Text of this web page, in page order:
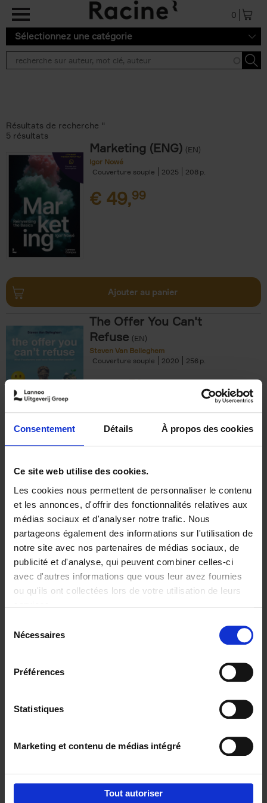
Consentement Détails À propos des cookies
Ce site web utilise des cookies.
Les cookies nous permettent de personnaliser le contenu
et les annonces, d'offrir des fonctionnalités relatives aux
médias sociaux et d'analyser notre trafic. Nous
partageons également des informations sur l'utilisation de
notre site avec nos partenaires de médias sociaux, de
publicité et d'analyse, qui peuvent combiner celles-ci
avec d'autres informations que vous leur avez fournies
ou qu'ils ont collectées lors de votre utilisation de leurs
Nécessaires
Préférences
Statistiques
Marketing et contenu de médias intégré
Tout autoriser
Aller au contenu principal
0
Sélectionnez une catégorie
Résultats de recherche ''
5 résultats
Marketing (ENG) (EN)
Igor Nowé
Couverture souple
2025 208
€ 49,99
Ajouter au panier
The Offer You Can't
Refuse (EN)
Steven Van Belleghem
Couverture souple
2020 256
€37,50
Building Bonds = Building
Business
Jochen Roef Jozefien De Feyter
Carolien Boom
Couverture souple
2025 200
€29,99
Digital marketing like a PRO -
completely revised edition (EN)